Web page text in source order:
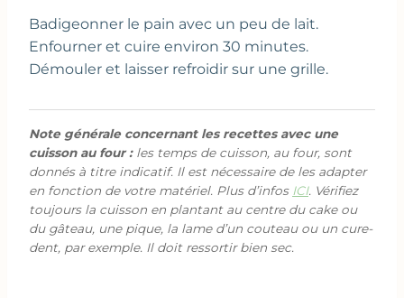
Badigeonner le pain avec un peu de lait.
Enfourner et cuire environ 30 minutes.
Démouler et laisser refroidir sur une grille.
Note générale concernant les recettes avec une
cuisson au four :les temps de cuisson, au four, sont
donnés à titre indicatif. Il est nécessaire de les adapter
en fonction de votre matériel. Plus d’infos ICI. Vérifiez
toujours la cuisson en plantant au centre du cake ou
du gâteau, une pique, la lame d’un couteau ou un cure-
dent, par exemple. Il doit ressortir bien sec.